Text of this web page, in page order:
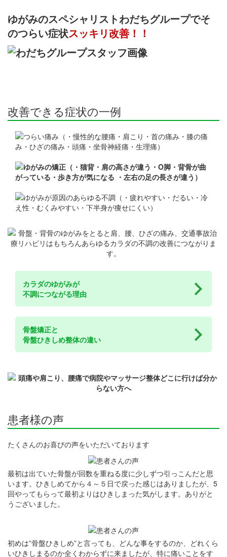
ゆがみのスペシャリストわだちグループでそ
のつらい症状スッキリ改善！！
改善できる症状の一例
カラダのゆがみが
不調につながる理由
骨盤矯正と
骨盤ひきしめ整体の違い
患者様の声
たくさんのお喜びの声をいただいております
最初は出ていた骨盤が回数を重ねる度に少しずつ引っこんだと思
います。ひきしめてから４～５日で戻った感じはありましたが、5
回やってもらって最初よりはひきしまった気がします。ありがと
うございました。
初めは”骨盤ひきしめ”と言っても、どんな事をするのか、どれくら
いひきしまるのか全くわからずに来ましたが、特に痛いことをす